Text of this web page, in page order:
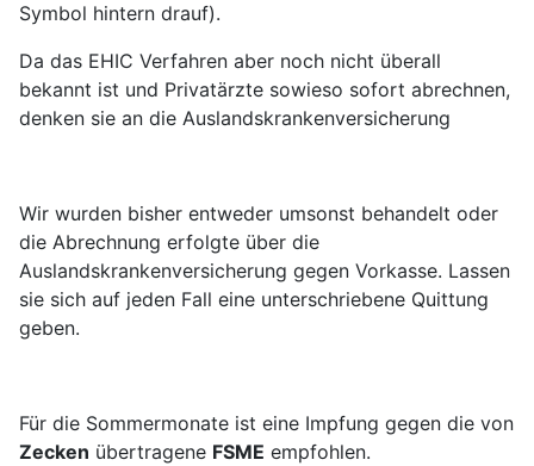
Symbol hintern drauf).
Da das EHIC Verfahren aber noch nicht überall
bekannt ist und Privatärzte sowieso sofort abrechnen,
denken sie an die Auslandskrankenversicherung
Wir wurden bisher entweder umsonst behandelt oder
die Abrechnung erfolgte über die
Auslandskrankenversicherung gegen Vorkasse. Lassen
sie sich auf jeden Fall eine unterschriebene Quittung
geben.
Für die Sommermonate ist eine Impfung gegen die von
Zecken übertragene FSME empfohlen.